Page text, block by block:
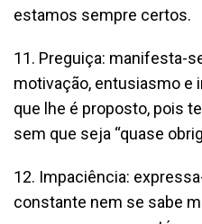
estamos sempre certos.
11. Preguiça: manifesta-
motivação, entusiasmo e
que lhe é proposto, pois
sem que seja “quase
12. Impaciência:
constante nem se sabe